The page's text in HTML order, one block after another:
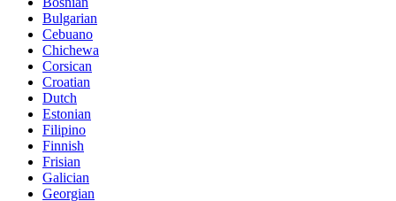
Bulgarian
Cebuano
Chichewa
Corsican
Croatian
Dutch
Estonian
Filipino
Finnish
Frisian
Galician
Georgian